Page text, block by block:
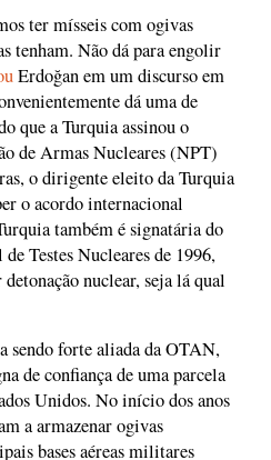
ter mísseis com ogivas
tenham. Não dá para engolir
Erdoğan em um discurso em
dá uma de
que a Turquia assinou o
de Armas Nucleares (NPT)
o dirigente eleito da Turquia
o acordo internacional
também é signatária do
Testes Nucleares de 1996,
nuclear, seja lá qual
sendo forte aliada da OTAN,
de confiança de uma parcela
Unidos. No início dos anos
a armazenar ogivas
bases aéreas militares